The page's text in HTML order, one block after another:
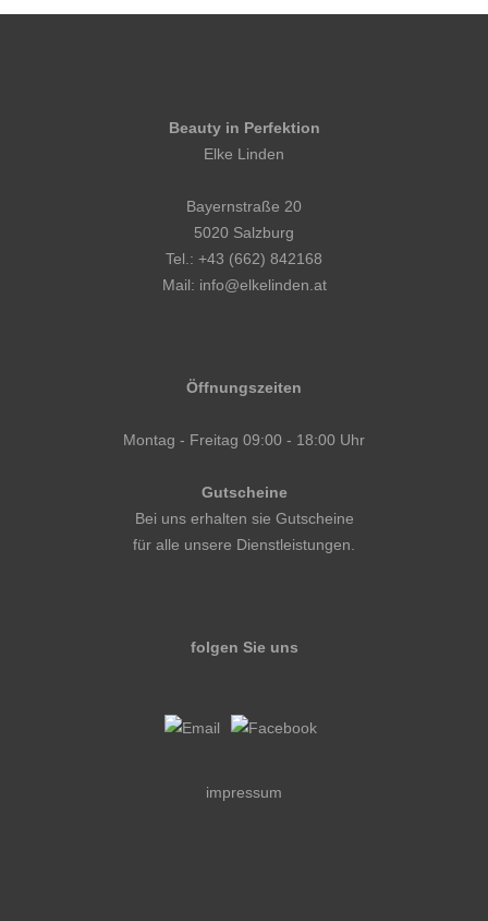
Beauty in Perfektion
Elke Linden
Bayernstraße 20
5020 Salzburg
Tel.: +43 (662) 842168
Mail: info@elkelinden.at
Öffnungszeiten
Montag - Freitag 09:00 - 18:00 Uhr
Gutscheine
Bei uns erhalten sie Gutscheine
für alle unsere Dienstleistungen.
folgen Sie uns
impressum